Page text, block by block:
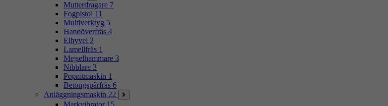
Mutterdragare 7
Fogpistol 11
Multiverktyg 5
Handöverfräs 4
Elhyvel 2
Lamellfräs 1
Mejselhammare 3
Nibblare 3
Popnitmaskin 1
Betongspårfräs 6
Anläggningsmaskin 22
Markvibrator 15